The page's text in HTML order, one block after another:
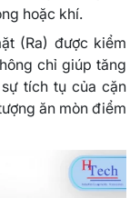
hoặc khí.
(Ra) được kiểm
chỉ giúp tăng
tích tụ của cặn
ăn mòn điểm